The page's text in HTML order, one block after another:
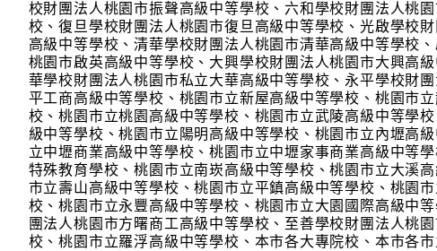
校財團法人桃園市振聲高級中等學校、六和學校財團法人桃
校、復旦學校財團法人桃園市復旦高級中等學校、光啟學校
高級中等學校、清華學校財團法人桃園市清華高級中等學校
桃園市啟英高級中等學校、大興學校財團法人桃園市大興高
華學校財團法人桃園市私立大華高級中等學校、永平學校財
平工商高級中等學校、桃園市立新屋高級中等學校、桃園市
校、桃園市立桃園高級中等學校、桃園市立武陵高級中等學
級中等學校、桃園市立陽明高級中等學校、桃園市立內壢高
立中壢商業高級中等學校、桃園市立中壢家事商業高級中等
特殊教育學校、桃園市立南崁高級中等學校、桃園市立大溪
市立壽山高級中等學校、桃園市立平鎮高級中等學校、桃園
校、桃園市立永豐高級中等學校、桃園市立大園國際高級中
團法人桃園市方曙商工高級中等學校、至善學校財團法人桃
校、桃園市立羅浮高級中等學校、本市各大專院校、本市各